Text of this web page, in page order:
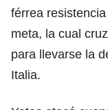
férrea
meta, la cual
para llevarse la
Italia.